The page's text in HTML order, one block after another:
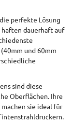
perfekte Lösung
haften dauerhaft auf
und 60mm
sind diese
Oberflächen. Ihre
sie ideal für